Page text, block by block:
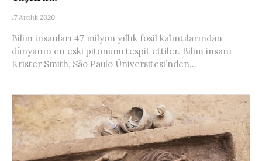
17 Aralık 2020
Bilim insanları 47 milyon yıllık fosil kalıntılarından
dünyanın en eski pitonunu tespit ettiler. Bilim insanı
Krister Smith, São Paulo Üniversitesi’nden...